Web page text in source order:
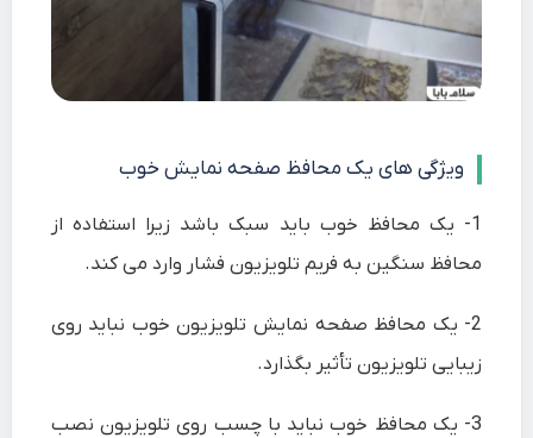
ویژگی های یک محافظ صفحه نمایش خوب
1-
یک محافظ خوب باید سبک باشد زیرا استفاده از
محافظ سنگین به فریم تلویزیون فشار وارد می کند.
2-
یک محافظ صفحه نمایش تلویزیون خوب نباید روی
زیبایی تلویزیون تأثیر بگذارد.
3-
یک محافظ خوب نباید با چسب روی تلویزیون نصب